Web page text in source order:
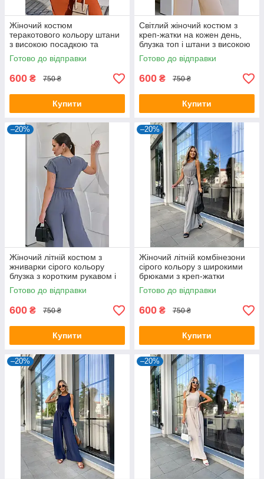
Жіночий костюм
теракотового кольору штани
з високою посадкою та
блузка топ на резинці
Готово до відправки
600 ₴ 750 ₴
Купити
Світлий жіночий костюм з
креп-жатки на кожен день,
блузка топ і штани з високою
посадкою
Готово до відправки
600 ₴ 750 ₴
Купити
–20%
Жіночий літній костюм з
жниварки сірого кольору
блузка з коротким рукавом і
широкі штани на резинці
Готово до відправки
600 ₴ 750 ₴
Купити
–20%
Жіночий літній комбінезони
сірого кольору з широкими
брюками з креп-жатки
Готово до відправки
600 ₴ 750 ₴
Купити
–20% –20%